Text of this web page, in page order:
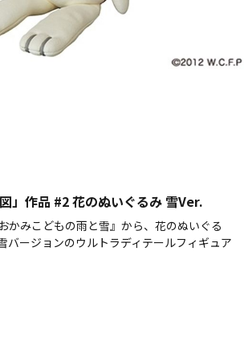
」作品 #2 花のぬいぐるみ 雪Ver.
かみこどもの雨と雪』から、花のぬいぐる
バージョンのウルトラディテールフィギュア